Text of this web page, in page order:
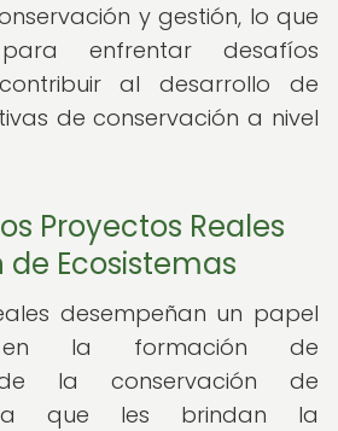
y gestión, lo que
enfrentar desafíos
al desarrollo de
de conservación a nivel
Proyectos Reales
de Ecosistemas
desempeñan un papel
en la formación de
de la conservación de
ya que les brindan la